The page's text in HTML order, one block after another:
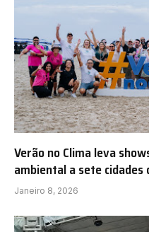
Verão no Clima leva
ambiental a sete
Janeiro 8, 2026